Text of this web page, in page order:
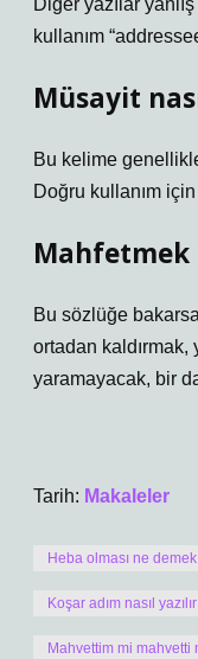
Diğer yazılar
kullanım
Müsayit
Bu kelime
Doğru kullanım için
Mahfetmek
Bu sözlüğe
ortadan kaldırmak,
yaramayacak, bir
Tarih: Makaleler
Heba olması ne demek
Koşar adım nasıl yazılır
Mahvettim mi mahvetti